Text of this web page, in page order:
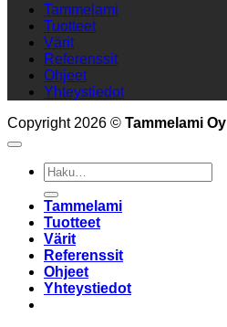
Tammelami
Tuotteet
Värit
Referenssit
Ohjeet
Yhteystiedot
Copyright 2026 © Tammelami Oy
Etsi:
Tammelami
Tuotteet
Värit
Referenssit
Ohjeet
Yhteystiedot